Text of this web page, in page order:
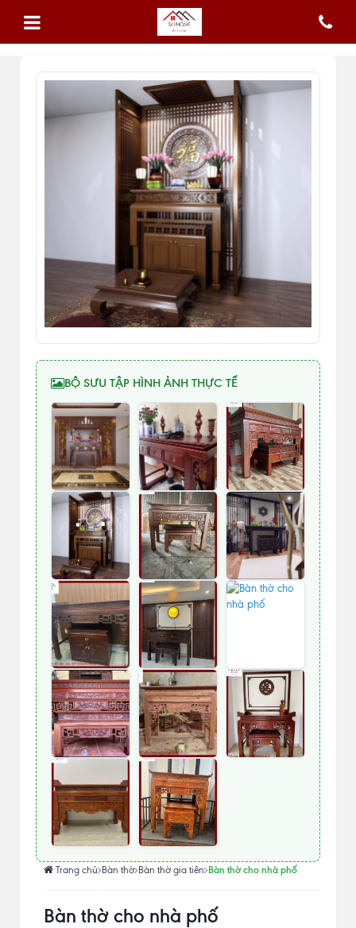
BỘ SƯU TẬP HÌNH ẢNH THỰC TẾ
Trang chủ Bàn thờ Bàn thờ gia tiên Bàn thờ cho nhà phố
Bàn thờ cho nhà phố